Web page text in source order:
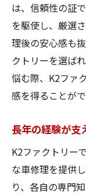
は、信頼性の証
を駆使し、厳選
理後の安心感も
クトリーを選ば
悩む際、K2ファ
感を得ることがで
長年の経験が支
K2ファクトリー
な車修理を提供
り、各自の専門